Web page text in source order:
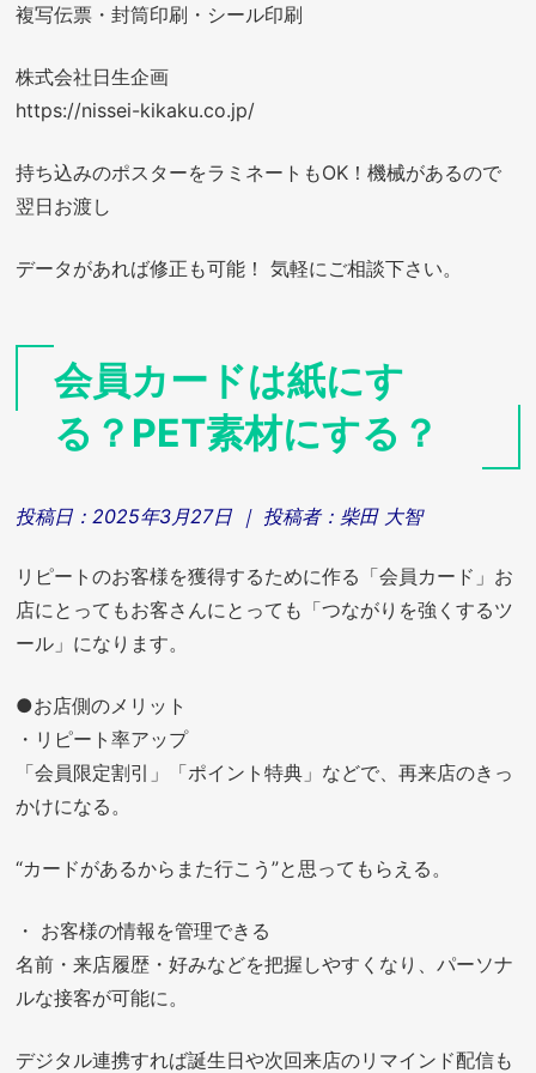
複写伝票・封筒印刷・シール印刷
株式会社日生企画
https://nissei-kikaku.co.jp/
持ち込みのポスターをラミネートもOK！機械があるので
翌日お渡し
データがあれば修正も可能！ 気軽にご相談下さい。
会員カードは紙にす
る？PET素材にする？
投稿日：2025年3月27日 ｜ 投稿者： 柴田 大智
リピートのお客様を獲得するために作る「会員カード」お
店にとってもお客さんにとっても「つながりを強くするツ
ール」になります。
●お店側のメリット
・リピート率アップ
「会員限定割引」「ポイント特典」などで、再来店のきっ
かけになる。
“カードがあるからまた行こう”と思ってもらえる。
・ お客様の情報を管理できる
名前・来店履歴・好みなどを把握しやすくなり、パーソナ
ルな接客が可能に。
デジタル連携すれば誕生日や次回来店のリマインド配信も